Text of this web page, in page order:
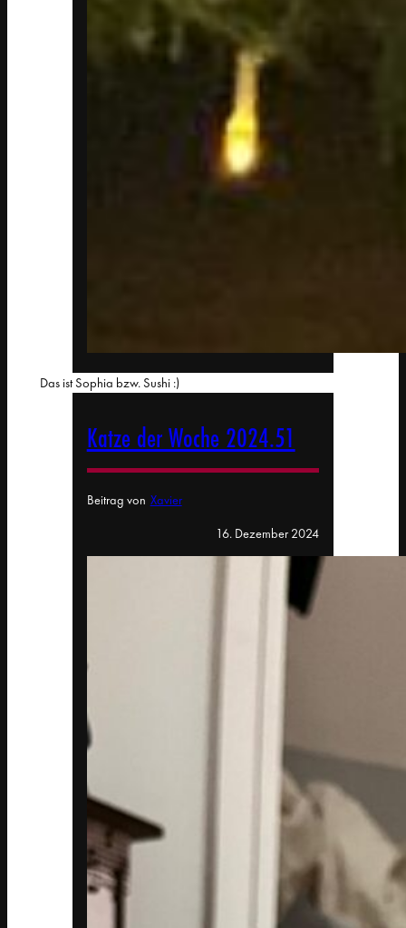
Das ist Sophia bzw. Sushi :)
Katze der Woche 2024.51
Beitrag von Xavier
16. Dezember 2024